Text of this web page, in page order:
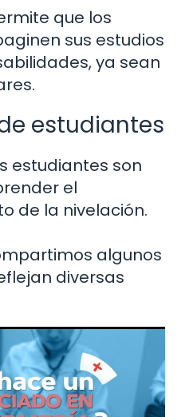
que los
sus estudios
ya sean
estudiantes
estudiantes son
el
de la nivelación.
algunos
diversas